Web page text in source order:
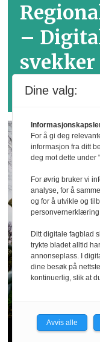
–
Dine valg:
For å gi deg
informasjon fra ditt
deg mot dette under
For øvrig bruker vi
analyse, for å
og for å utvikle og
Ditt digitale fagblad
trykte bladet alltid
annonseplass. I
dine besøk på
kontinuerlig, slik at
Avvis alle